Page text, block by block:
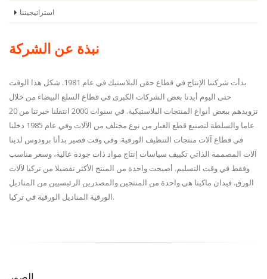
استراتيجيتنا
نبذة عن الشركة
بدأت شركتنا الإنتاج في قطاع حقن البلاستيك في عام 1981. شكل هذا الوقت
حتى اليوم أيدنا بعض الشركات الكبرى في قطاع السلع البيضاء من خلال
تزويدهم ببعض أنواع المنتجات البلاستيكية. في سنوات 2000 انتقلنا خبرتنا من 20
عاما والسلطة لتصنيع قطع الغيار من نوع مختلف من الآلات وفي عام 1985 دخلنا
في قطاع آلات منتجات التنظيف الورقية. وفي وقت قصير بدأنا برودوس لدينا
آلات المصممة الذاتي تكييف سياسات إنتاج مواد ذات جودة عالية، وسعر مناسب
وفقط في وقت التسليم. أصبحت واحدة من المنتج الأكثر تفضيلا من تركيا لآلات
الورق. فيدان ماكينا هي واحدة من المنتجين والمصدرين الرئيسيين من المناديل
الورقية المناديل الورقية في تركيا.